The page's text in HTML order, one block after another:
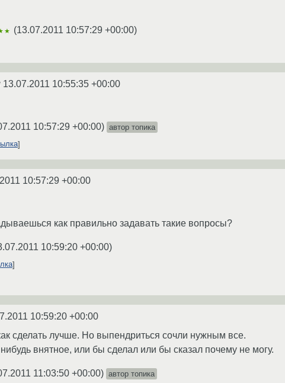
(13.07.2011 10:57:29 +00:00)
13.07.2011 10:55:35 +00:00
10:57:29 +00:00) автор топика
10:57:29 +00:00
как правильно задавать такие вопросы?
10:59:20 +00:00)
10:59:20 +00:00
сделать лучше. Но выпендриться сочли нужным все.
внятное, или бы сделал или бы сказал почему не могу.
11:03:50 +00:00) автор топика